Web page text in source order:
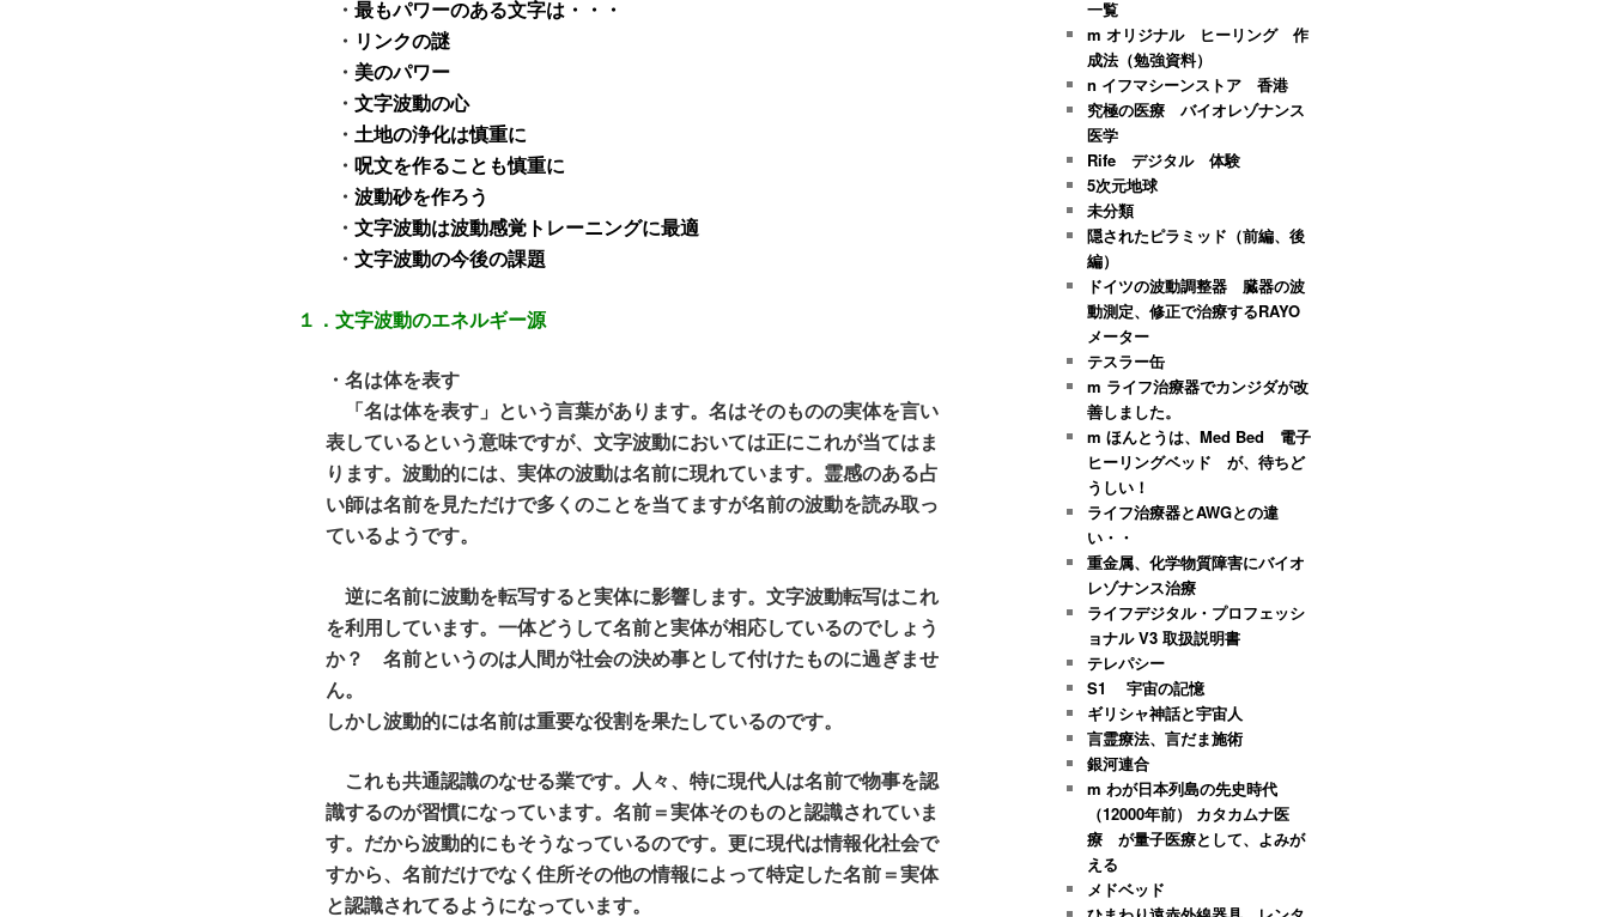
・ 最もパワーのある文字は・・・
・ リンクの謎
・ 美のパワー
・ 文字波動の心
・ 土地の浄化は慎重に
・ 呪文を作ることも慎重に
・ 波動砂を作ろう
・ 文字波動は波動感覚トレーニングに最適
・ 文字波動の今後の課題
１．文字波動のエネルギー源
・名は体を表す
「名は体を表す」という言葉があります。名はそのものの実体を言い
表しているという意味ですが、文字波動においては正にこれが当てはま
ります。波動的には、実体の波動は名前に現れています。霊感のある占
い師は名前を見ただけで多くのことを当てますが名前の波動を読み取っ
ているようです。
逆に名前に波動を転写すると実体に影響します。文字波動転写はこれ
を利用しています。一体どうして名前と実体が相応しているのでしょう
か？ 名前というのは人間が社会の決め事として付けたものに過ぎませ
ん。
しかし波動的には名前は重要な役割を果たしているのです。
これも共通認識のなせる業です。人々、特に現代人は名前で物事を認
識するのが習慣になっています。名前＝実体そのものと認識されていま
す。だから波動的にもそうなっているのです。更に現代は情報化社会で
すから、名前だけでなく住所その他の情報によって特定した名前＝実体
と認識されてるようになっています。
一覧
m オリジナル ヒーリング 作
成法（勉強資料）
n イフマシーンストア 香港
究極の医療 バイオレゾナンス
医学
Rife デジタル 体験
5次元地球
未分類
隠されたピラミッド（前編、後
編）
ドイツの波動調整器 臓器の波
動測定、修正で治療するRAYO
メーター
テスラー缶
m ライフ治療器でカンジダが改
善しました。
m ほんとうは、Med Bed 電子
ヒーリングベッド が、待ちど
うしい！
ライフ治療器とAWGとの違
い・・
重金属、化学物質障害にバイオ
レゾナンス治療
ライフデジタル・プロフェッシ
ョナル V3 取扱説明書
テレパシー
S1 宇宙の記憶
ギリシャ神話と宇宙人
言霊療法、言だま施術
銀河連合
m わが日本列島の先史時代
（12000年前） カタカムナ医
療 が量子医療として、よみが
える
メドベッド